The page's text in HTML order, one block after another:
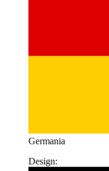
Germania
Design: